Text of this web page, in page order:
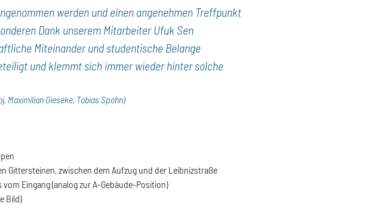
werden und einen angenehmen Treffpunkt
Dank unserem Mitarbeiter Ufuk Sen
Miteinander und studentische Belange
und klemmt sich immer wieder hinter solche
Maximilian Gieseke, Tobias Spohn)
Gittersteinen, zwischen dem Aufzug und der Leibnizstraße
Eingang (analog zur A-Gebäude-Position)
Bild)